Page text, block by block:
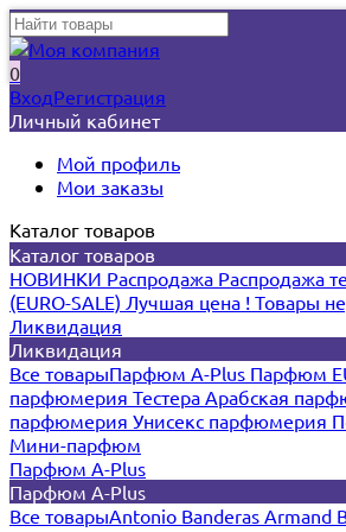
0
ВходРегистрация
Личный кабинет
Мой профиль
Мои заказы
Каталог товаров
Каталог товаров
НОВИНКИ Распродажа Распродажа
(EURO-SALE) Лучшая цена ! Товары
Ликвидация
Ликвидация
Все товарыПарфюм A-Plus Парфюм
парфюмерия Тестера Арабская
парфюмерия Унисекс парфюмерия
Мини-парфюм
Парфюм A-Plus
Парфюм A-Plus
Все товарыAntonio Banderas Armand